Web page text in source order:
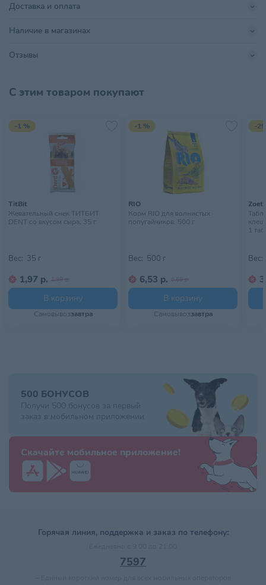
Производитель
Тип упаковки
Условия хранения
проветриваемом помещении
Доставка и оплата
Наличие в магазинах
Отзывы
С этим товаром покупают
-1 %
TitBit
Жевательный снек ТИТБИТ
DENT со вкусом сыра, 35 г
Вес: 35 г
1,97 р. 1,99 р.
В корзину
Самовывоззавтра
-1 %
RIO
Корм RIO для волнистых
попугайчиков, 500 г
Вес: 500 г
6,53 р. 6,60 р.
В корзину
Самовывоззавтра
-
1
Вес:
500 БОНУСОВ
Получи 500 бонусов за первый
заказ в мобильном приложении
Скачайте мобильное приложение!
Горячая линия, поддержка и заказ по телефону:
7597